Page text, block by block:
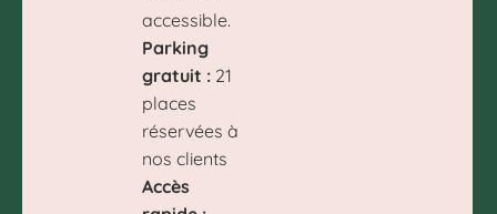
accessible.
Parking
gratuit :21
places
réservées à
nos clients
Accès